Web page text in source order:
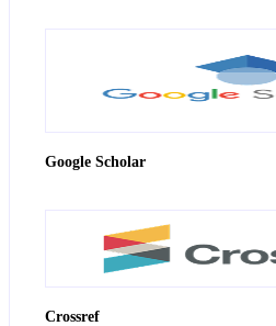
Google Scholar
Crossref